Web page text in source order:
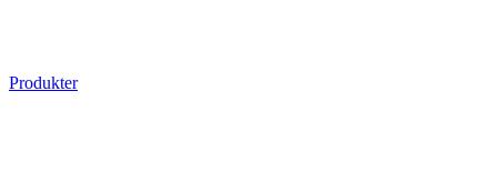
Produkter